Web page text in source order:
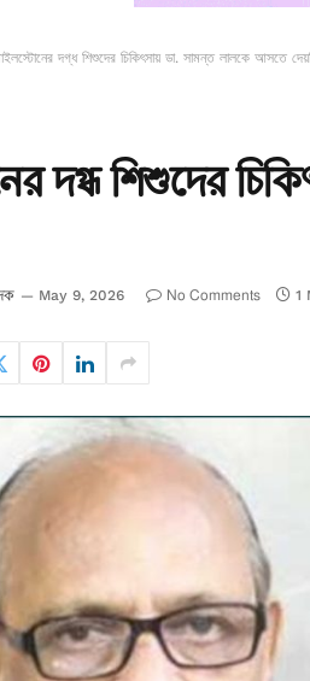
দগ্ধ শিশুদের চিকিৎসায় ডা. সামন্ত লালকে আসতে
দগ্ধ শিশুদের
May 9, 2026 No Comments 1